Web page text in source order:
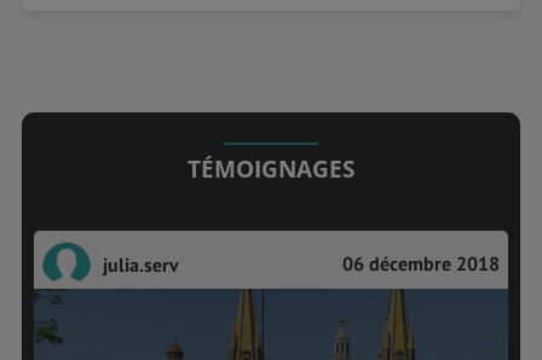
TÉMOIGNAGES
julia.serv 06 décembre 2018